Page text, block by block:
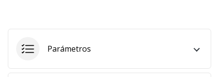
Parámetros